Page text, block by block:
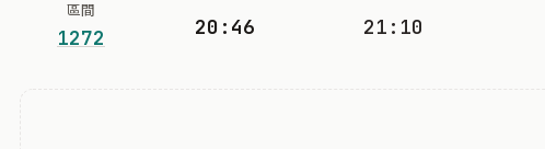
區間
1272 20:46 21:10